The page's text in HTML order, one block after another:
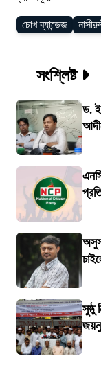
চোখ ব্যান্ডেজ
সংশ্লিষ্ট
ড.
সুষ্ঠু